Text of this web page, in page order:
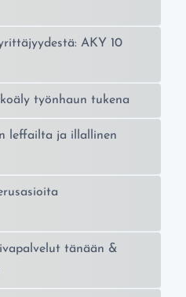
AKY 10
työnhaun tukena
leffailta ja illallinen
tänään &